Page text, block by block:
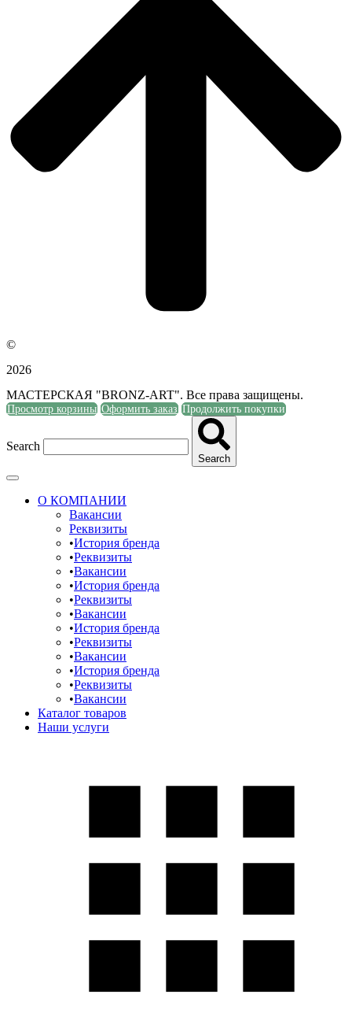
©
2026
МАСТЕРСКАЯ "BRONZ-ART". Все права защищены.
Просмотр корзины Оформить заказ Продолжить покупки
Search
Search
О КОМПАНИИ
Вакансии
Реквизиты
История бренда
Реквизиты
Вакансии
История бренда
Реквизиты
Вакансии
История бренда
Реквизиты
Вакансии
История бренда
Реквизиты
Вакансии
Каталог товаров
Наши услуги